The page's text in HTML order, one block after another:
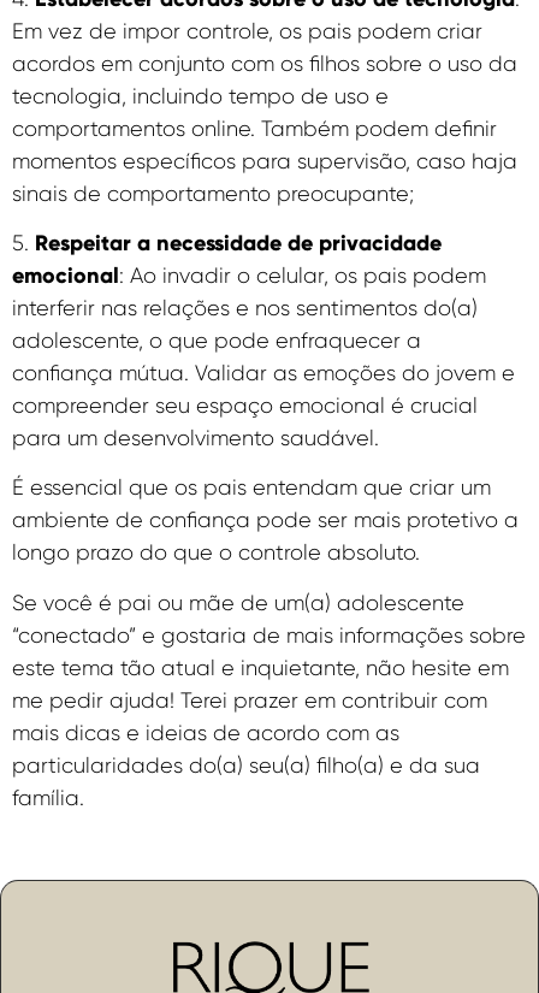
Em vez de impor controle, os pais podem criar
acordos em conjunto com os filhos sobre o uso da
tecnologia, incluindo tempo de uso e
comportamentos online. Também podem definir
momentos específicos para supervisão, caso haja
sinais de comportamento preocupante;
5. Respeitar a necessidade de privacidade
emocional: Ao invadir o celular, os pais podem
interferir nas relações e nos sentimentos do(a)
adolescente, o que pode enfraquecer a
confiança mútua. Validar as emoções do jovem e
compreender seu espaço emocional é crucial
para um desenvolvimento saudável.
É essencial que os pais entendam que criar um
ambiente de confiança pode ser mais protetivo a
longo prazo do que o controle absoluto.
Se você é pai ou mãe de um(a) adolescente
“conectado” e gostaria de mais informações sobre
este tema tão atual e inquietante, não hesite em
me pedir ajuda! Terei prazer em contribuir com
mais dicas e ideias de acordo com as
particularidades do(a) seu(a) filho(a) e da sua
família.